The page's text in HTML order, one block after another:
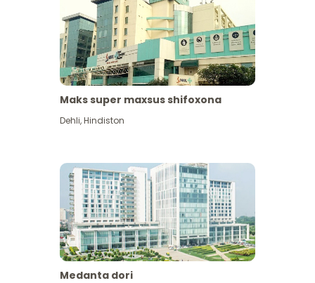
Maks super maxsus shifoxona
Dehli,Hindiston
Medanta dori